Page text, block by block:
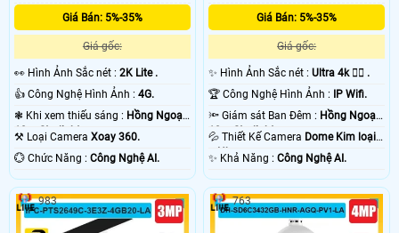
Giá Bán: 5%-35%
Giá gốc:
️👀 Hình Ảnh Sắc nét : 2K Lite .
👍 Công Nghệ Hình Ảnh : 4G.
❃ Khi xem thiếu sáng : Hồng Ngoại
10m Starlight.
⚒ Loại Camera Xoay 360.
️💮 Chức Năng : Công Nghệ AI.
Giá Bán: 5%-35%
Giá gốc:
✨ Hình Ảnh Sắc nét :Ultra 4k 👍🏾 .
🏆 Công Nghệ Hình Ảnh : IP Wifi.
🔦 Giám sát Ban Đêm : Hồng Ngoại
10m Starlight.
💦 Thiết Kế Camera Dome Kim loại
+ Nhựa.
️✨ Khả Năng :Công Nghệ AI.
983 763